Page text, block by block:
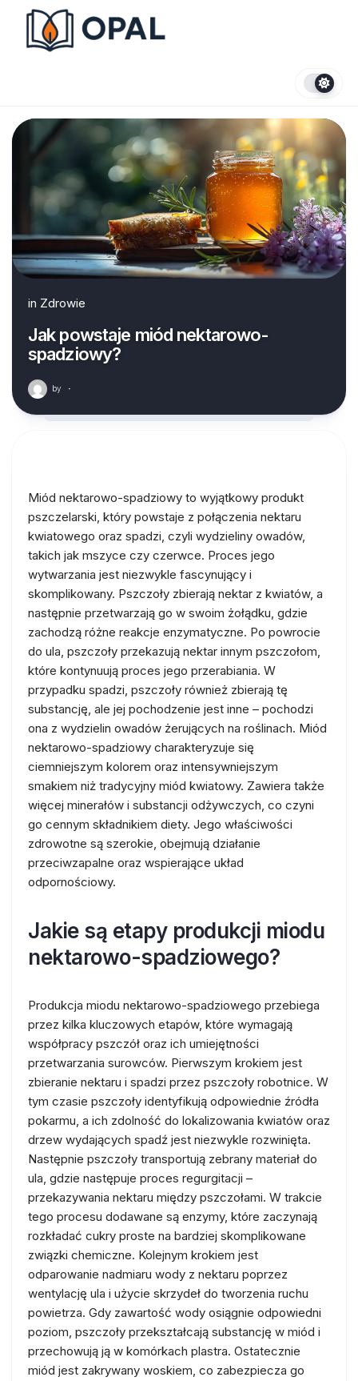
content
in Zdrowie
Jak powstaje miód nektarowo-
spadziowy?
by ·
Miód nektarowo-spadziowy to wyjątkowy produkt
pszczelarski, który powstaje z połączenia nektaru
kwiatowego oraz spadzi, czyli wydzieliny owadów,
takich jak mszyce czy czerwce. Proces jego
wytwarzania jest niezwykle fascynujący i
skomplikowany. Pszczoły zbierają nektar z kwiatów, a
następnie przetwarzają go w swoim żołądku, gdzie
zachodzą różne reakcje enzymatyczne. Po powrocie
do ula, pszczoły przekazują nektar innym pszczołom,
które kontynuują proces jego przerabiania. W
przypadku spadzi, pszczoły również zbierają tę
substancję, ale jej pochodzenie jest inne – pochodzi
ona z wydzielin owadów żerujących na roślinach. Miód
nektarowo-spadziowy charakteryzuje się
ciemniejszym kolorem oraz intensywniejszym
smakiem niż tradycyjny miód kwiatowy. Zawiera także
więcej minerałów i substancji odżywczych, co czyni
go cennym składnikiem diety. Jego właściwości
zdrowotne są szerokie, obejmują działanie
przeciwzapalne oraz wspierające układ
odpornościowy.
Jakie są etapy produkcji miodu
nektarowo-spadziowego?
Produkcja miodu nektarowo-spadziowego przebiega
przez kilka kluczowych etapów, które wymagają
współpracy pszczół oraz ich umiejętności
przetwarzania surowców. Pierwszym krokiem jest
zbieranie nektaru i spadzi przez pszczoły robotnice. W
tym czasie pszczoły identyfikują odpowiednie źródła
pokarmu, a ich zdolność do lokalizowania kwiatów oraz
drzew wydających spadź jest niezwykle rozwinięta.
Następnie pszczoły transportują zebrany materiał do
ula, gdzie następuje proces regurgitacji –
przekazywania nektaru między pszczołami. W trakcie
tego procesu dodawane są enzymy, które zaczynają
rozkładać cukry proste na bardziej skomplikowane
związki chemiczne. Kolejnym krokiem jest
odparowanie nadmiaru wody z nektaru poprzez
wentylację ula i użycie skrzydeł do tworzenia ruchu
powietrza. Gdy zawartość wody osiągnie odpowiedni
poziom, pszczoły przekształcają substancję w miód i
przechowują ją w komórkach plastra. Ostatecznie
miód jest zakrywany woskiem, co zabezpiecza go